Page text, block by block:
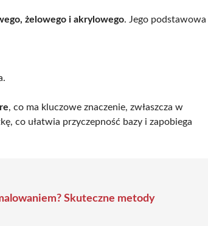
żelowego i akrylowego. Jego podstawowa
, co ma kluczowe znaczenie, zwłaszcza w
co ułatwia przyczepność bazy i zapobiega
Skuteczne metody